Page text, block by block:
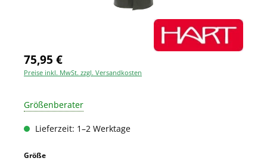
75,95 €
Preise inkl. MwSt. zzgl. Versandkosten
Größenberater
Lieferzeit: 1–2 Werktage
Größeauswählen